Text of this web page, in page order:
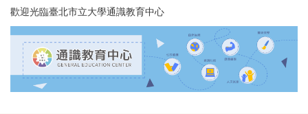
跳
到
主
歡迎光臨臺北市立大學通識教育中心